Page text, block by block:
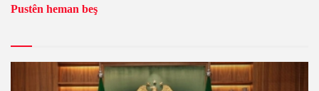
Pustên heman beş